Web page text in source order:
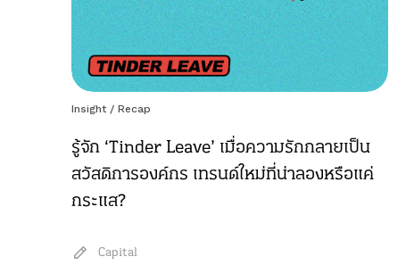
Insight / Recap
รู้จัก ‘Tinder Leave’ เมื่อความรักกลายเป็น
สวัสดิการองค์กร เทรนด์ใหม่ที่น่าลองหรือแค่
กระแส?
Capital